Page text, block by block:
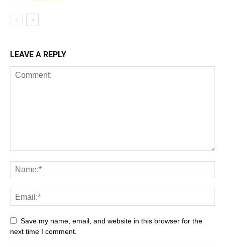
LEAVE A REPLY
Save my name, email, and website in this browser for the
next time I comment.